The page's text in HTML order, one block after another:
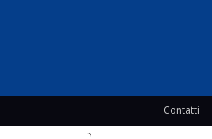
Contatti